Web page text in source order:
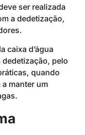
ser realizada
a dedetização,
caixa d’água
dedetização, pelo
quando
manter um